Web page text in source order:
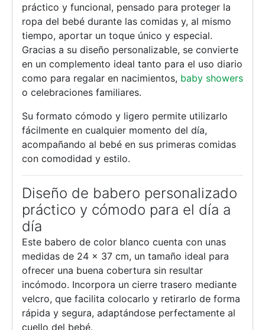
práctico y funcional, pensado para proteger la
ropa del bebé durante las comidas y, al mismo
tiempo, aportar un toque único y especial.
Gracias a su diseño personalizable, se convierte
en un complemento ideal tanto para el uso diario
como para regalar en nacimientos, baby showers
o celebraciones familiares.
Su formato cómodo y ligero permite utilizarlo
fácilmente en cualquier momento del día,
acompañando al bebé en sus primeras comidas
con comodidad y estilo.
Diseño de babero personalizado
práctico y cómodo para el día a
día
Este babero de color blanco cuenta con unas
medidas de 24 × 37 cm, un tamaño ideal para
ofrecer una buena cobertura sin resultar
incómodo. Incorpora un cierre trasero mediante
velcro, que facilita colocarlo y retirarlo de forma
rápida y segura, adaptándose perfectamente al
cuello del bebé.